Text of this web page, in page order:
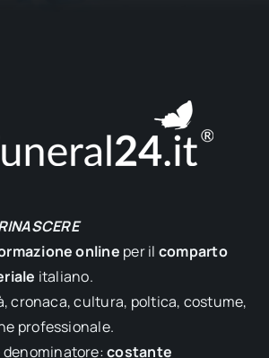
online per il comparto
italiano.
cronaca, cultura, poltica, costume,
professionale.
denominatore:costante